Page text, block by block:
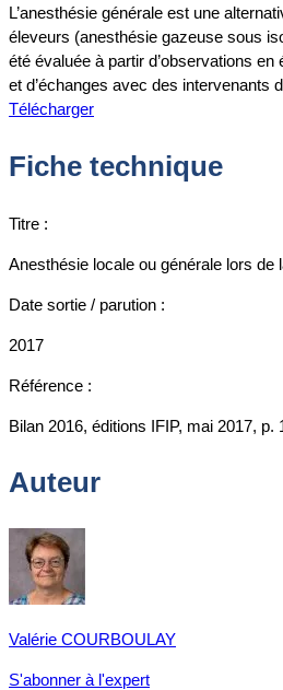
L’anesthésie générale est une
éleveurs (anesthésie gazeuse sous
été évaluée à partir d’observations en
et d’échanges avec des intervenants
Télécharger
Fiche technique
Titre :
Anesthésie locale ou générale lors de
Date sortie / parution :
2017
Référence :
Bilan 2016, éditions IFIP, mai 2017, p.
Auteur
Valérie COURBOULAY
S'abonner à l'expert